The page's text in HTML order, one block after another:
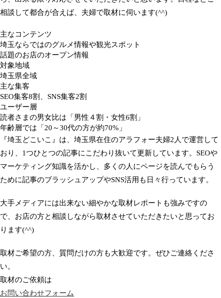
相談して都合が合えば、夫婦で取材に伺います(^^)
主なコンテンツ
埼玉ならではのグルメ情報や観光スポット
話題のお店のオープン情報
対象地域
埼玉県全域
主な集客
SEO集客8割、SNS集客2割
ユーザー層
読者さまの男女比は「男性４割・女性6割」
年齢層では「20～30代の方が約70%」
『埼玉どこいこ』は、埼玉県在住のアラフォー夫婦2人で運営して
おり、1つひとつの記事にこだわり抜いて更新しています。SEOや
マーケティング知識を活かし、多くの人にページを読んでもらう
ために記事のブラッシュアップやSNS活用も日々行っています。
大手メディアには出来ない細やかな取材レポートも強みですの
で、お店の方と相談しながら取材させていただきたいと思ってお
ります(^^)
取材ご希望の方、質問だけの方も大歓迎です。ぜひご連絡くださ
い。
取材のご依頼は
お問い合わせフォーム